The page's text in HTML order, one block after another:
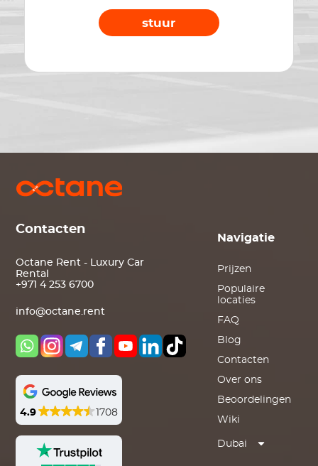
stuur
Contacten
Octane Rent - Luxury Car
Rental
+971 4 253 6700
info@octane.rent
4.9 1708
Navigatie
Prijzen
Populaire
locaties
FAQ
Blog
Contacten
Over ons
Beoordelingen
Wiki
Dubai